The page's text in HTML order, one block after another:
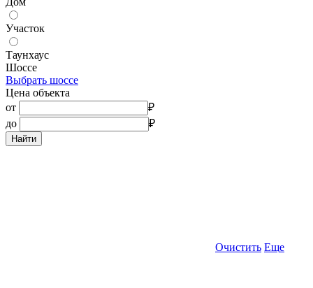
Участок
Таунхаус
Шоссе
Выбрать шоссе
Цена объекта
от
₽
до
₽
Найти
Очистить Еще